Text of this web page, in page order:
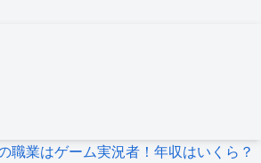
職業はゲーム実況者！年収はいくら？